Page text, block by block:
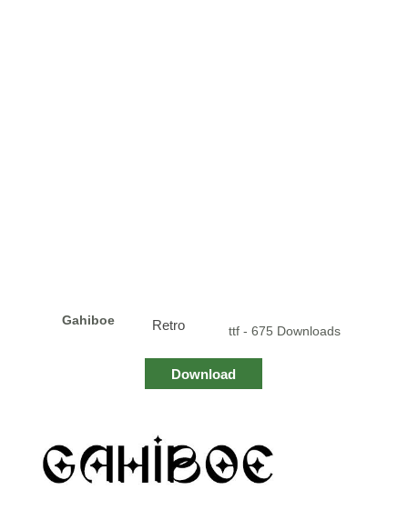
Gahiboe Retro ttf - 675 Downloads
Download